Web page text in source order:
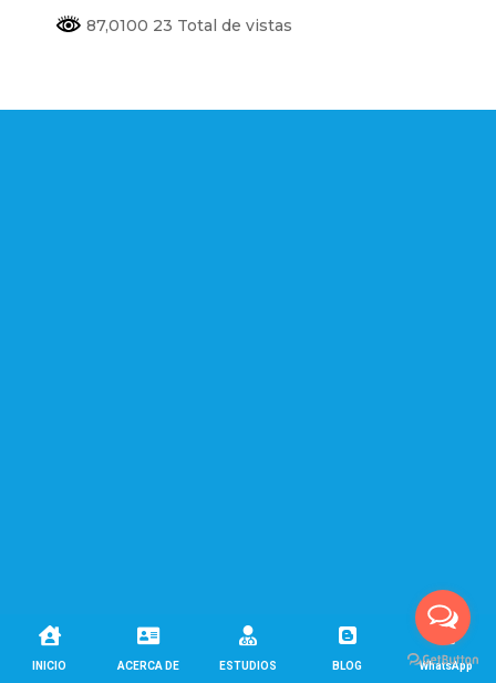
87,0100 23 Total de vistas

INICIO

ACERCA DE

ESTUDIOS

BLOG

WhatsApp